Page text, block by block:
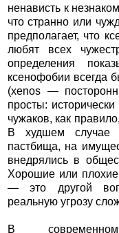
ненависть к
что странно или
предполагает, что
любят всех
определения
ксенофобии всегда
(xenos —
просты:
чужаков, как
В худшем случае
пастбища, на
внедрялись в
Хорошие или
— это другой
реальную угрозу
В